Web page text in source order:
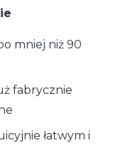
mniej niż 90
fabrycznie
łatwym i